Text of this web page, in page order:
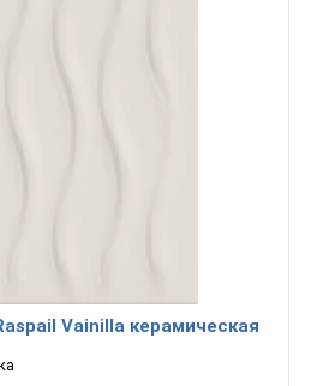
Vainilla керамическая